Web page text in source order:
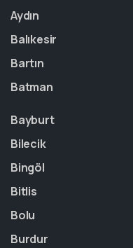
Aydın
Balıkesir
Bartın
Batman
Bayburt
Bilecik
Bingöl
Bitlis
Bolu
Burdur